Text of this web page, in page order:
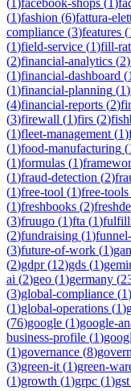
(1)fashion (6)fattura-
compliance (3)features (
(1)field-service (1)fill-
(2)financial-analytics (2)
(1)financial-dashboard (1
(1)financial-planning (1)
(4)financial-reports (2)
(3)firewall (1)firs (2)
(1)fleet-management (1)
(1)food-manufacturing (
(1)formulas (1)
(1)fraud-detection (2)
(1)free-tool (1)free-tools
(1)freshbooks (2)
(3)fruugo (1)fta (1)
(2)fundraising (1)
(3)future-of-work (1)
(2)gdpr(12)gds (1)
ai (2)geo (1)germany (
(3)global-compliance (1)
(1)global-operations (1)
(76)google (1)google-
business-profile (1)
(1)governance (8)
(3)green-it (1)green-
(1)growth (1)grpc (1)gst